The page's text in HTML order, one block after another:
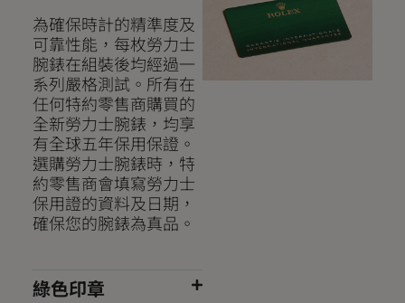
為確保時計的精準度及
可靠性能，每枚勞力士
腕錶在組裝後均經過一
系列嚴格測試。所有在
任何特約零售商購買的
全新勞力士腕錶，均享
有全球五年保用保證。
選購勞力士腕錶時，特
約零售商會填寫勞力士
保用證的資料及日期，
確保您的腕錶為真品。
綠色印章